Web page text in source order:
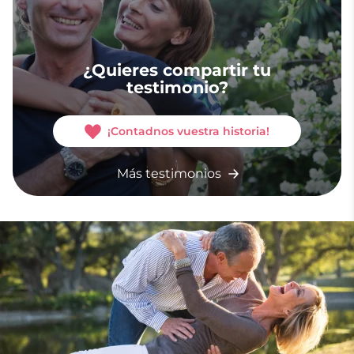
¿Quieres compartir tu
testimonio?
¡Contadnos vuestra historia!
Más testimonios